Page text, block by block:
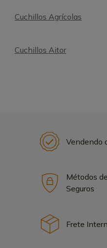
Cuchillos Agrícolas
Cuchillos Aitor
Vendendo
Métodos
Seguros
Frete